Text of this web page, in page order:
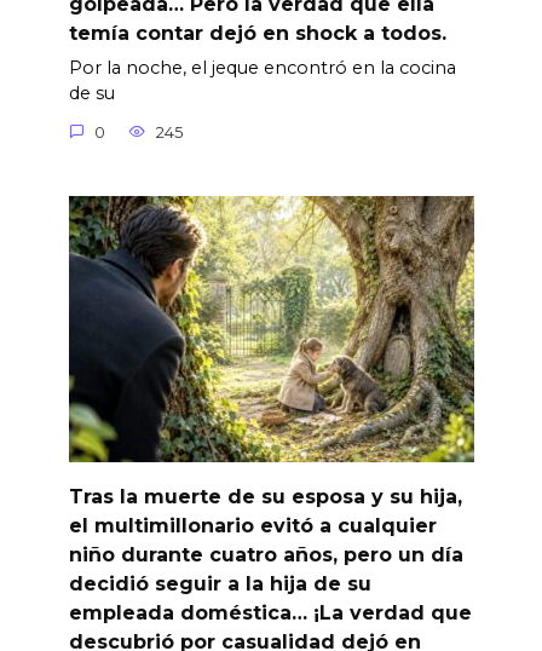
temía contar dejó en shock a todos.
Por la noche, el jeque encontró en la cocina
de su
0 245
Tras la muerte de su esposa y su hija,
el multimillonario evitó a cualquier
niño durante cuatro años, pero un día
decidió seguir a la hija de su
empleada doméstica… ¡La verdad que
descubrió por casualidad dejó en